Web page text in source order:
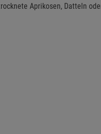
Aprikosen, Datteln